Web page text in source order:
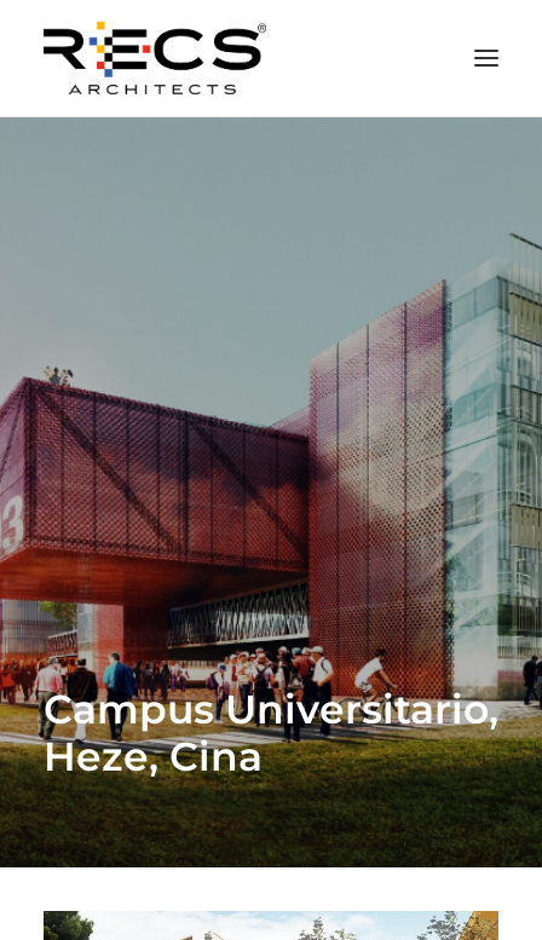
CONTATTI
MERCHANDISING
Campus Universitario,
Heze, Cina